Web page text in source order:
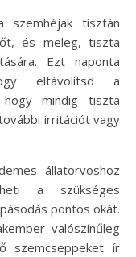
tisztán
és meleg, tiszta
Ezt naponta
eltávolítsd a
hogy mindig tiszta
irritációt vagy
állatorvoshoz
a szükséges
pontos okát.
valószínűleg
szemcseppeket ír